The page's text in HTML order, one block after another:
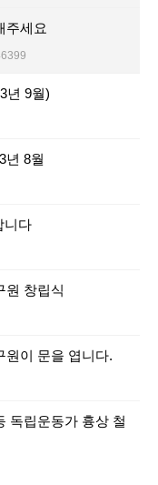
주세요
년 9월)
년 8월
니다
원 창립식
원이 문을 엽니다.
독립운동가 흉상 철